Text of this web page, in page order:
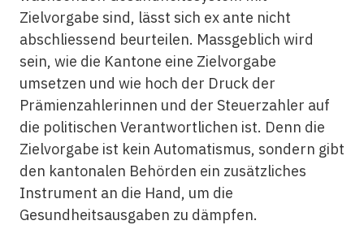
Zielvorgabe sind, lässt sich ex ante nicht
abschliessend beurteilen. Massgeblich wird
sein, wie die Kantone eine Zielvorgabe
umsetzen und wie hoch der Druck der
Prämienzahlerinnen und der Steuerzahler auf
die politischen Verantwortlichen ist. Denn die
Zielvorgabe ist kein Automatismus, sondern gibt
den kantonalen Behörden ein zusätzliches
Instrument an die Hand, um die
Gesundheitsausgaben zu dämpfen.